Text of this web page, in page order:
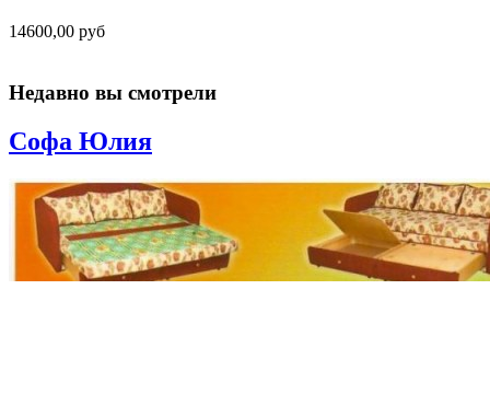
14600,00 руб
Недавно вы смотрели
Софа Юлия